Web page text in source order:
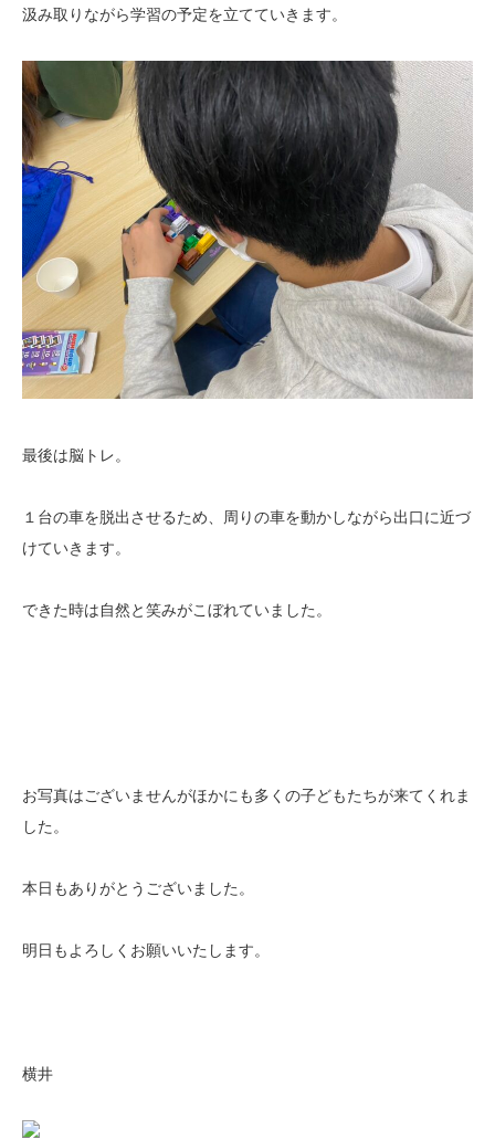
汲み取りながら学習の予定を立てていきます。
最後は脳トレ。
１台の車を脱出させるため、周りの車を動かしながら出口に近づ
けていきます。
できた時は自然と笑みがこぼれていました。
お写真はございませんがほかにも多くの子どもたちが来てくれま
した。
本日もありがとうございました。
明日もよろしくお願いいたします。
横井